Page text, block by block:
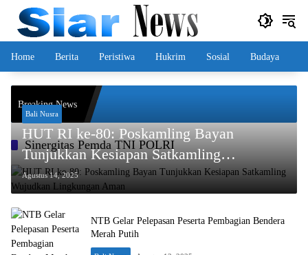
Langsung
konten
Home Berita Peristiwa Hukrim Sosial Budaya
Breaking News
Fokus Edukasi dalam
Sinergitas Pemda TNI POLRI
Bali Nusra
HUT RI ke-80: Poskamling Bayan
Tunjukkan Kesiapan Satkamling
Wujudkan Lingkungan Aman
Agustus 14, 2025
NTB Gelar Pelepasan Peserta Pembagian Bendera
Merah Putih